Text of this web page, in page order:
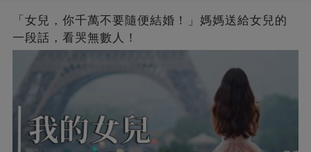
「女兒，你千萬不要隨便結婚！」媽媽送給女兒的
一段話，看哭無數人！